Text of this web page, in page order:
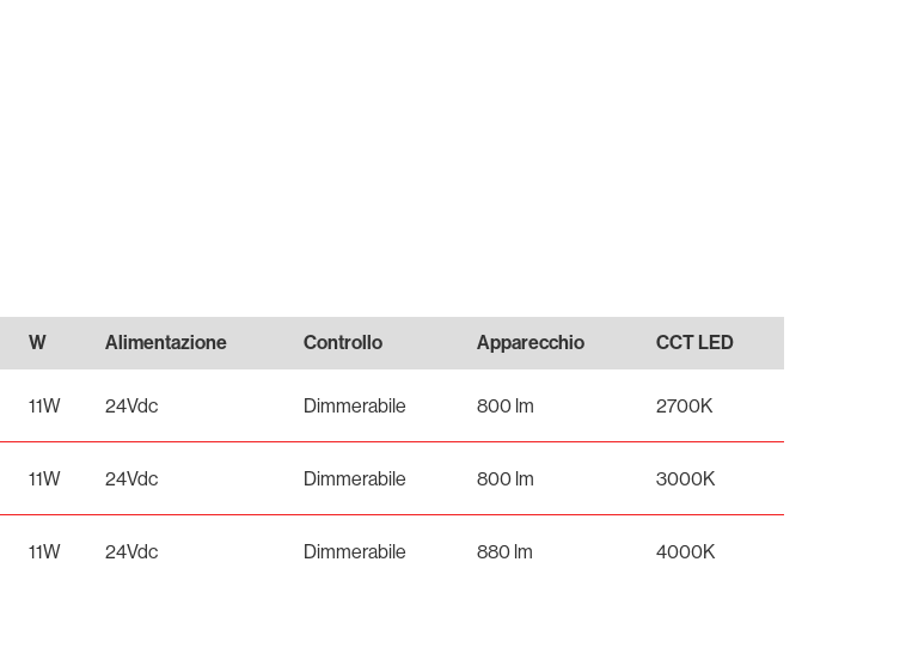
W Alimentazione Controllo Apparecchio CCT LED
11W 24Vdc Dimmerabile 800 lm 2700K
11W 24Vdc Dimmerabile 800 lm 3000K
11W 24Vdc Dimmerabile 880 lm 4000K